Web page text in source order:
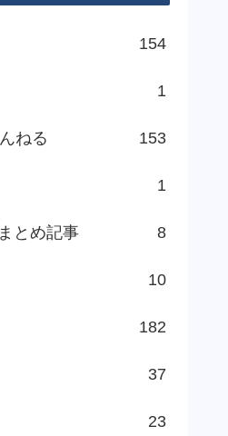
154
1
ねる 153
1
とめ記事 8
10
182
37
23